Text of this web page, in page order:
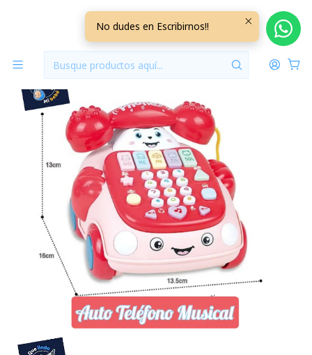
Jugueteria Auto Telefono Musical Rosado +18M
No dudes en Escribirnos!!